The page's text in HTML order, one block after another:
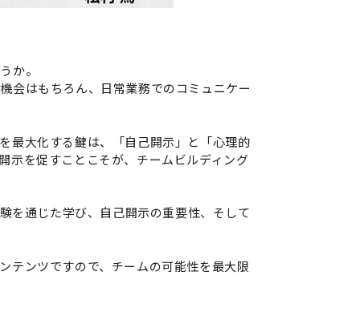
か。
会はもちろん、日常業務でのコミュニケー
最大化する鍵は、「自己開示」と「心理的
示を促すことこそが、チームビルディング
を通じた学び、自己開示の重要性、そして
テンツですので、チームの可能性を最大限